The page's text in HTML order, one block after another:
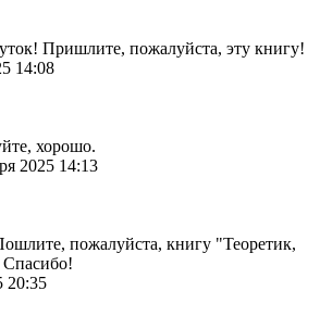
Пришлите, пожалуйста, эту книгу!
14:08
хорошо.
2025 14:13
пожалуйста, книгу "Теоретик,
Спасибо!
20:35